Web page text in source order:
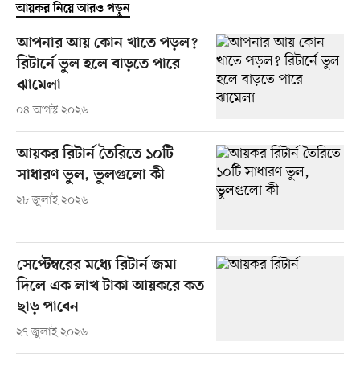
আয়কর নিয়ে আরও পড়ুন
আপনার আয় কোন খাতে পড়ল?
রিটার্নে ভুল হলে বাড়তে পারে
ঝামেলা
০৪ আগস্ট ২০২৬
আয়কর রিটার্ন তৈরিতে ১০টি
সাধারণ ভুল, ভুলগুলো কী
২৮ জুলাই ২০২৬
সেপ্টেম্বরের মধ্যে রিটার্ন জমা
দিলে এক লাখ টাকা আয়করে কত
ছাড় পাবেন
২৭ জুলাই ২০২৬